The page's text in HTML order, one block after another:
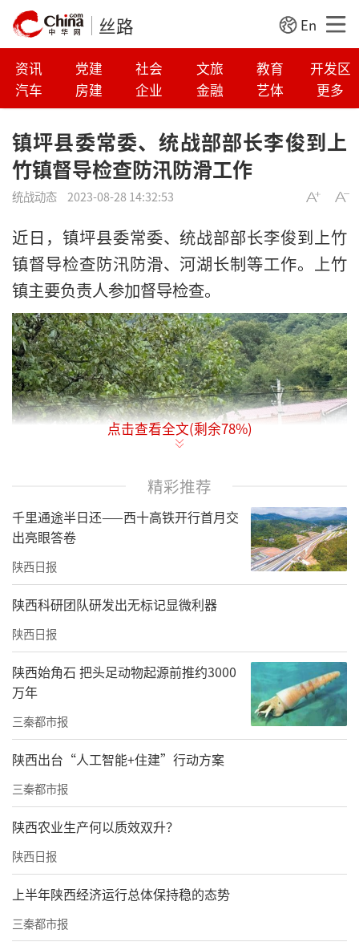
丝路 En
资讯 党建 社会 文旅 教育
开发区
汽车
房建 企业 金融 艺体 更多
镇坪县委常委、统战部部长李俊到上
竹镇督导检查防汛防滑工作
统战动态 2023-08-28 14:32:53
近日，镇坪县委常委、统战部部长李俊到上竹
镇督导检查防汛防滑、河湖长制等工作。上竹
镇主要负责人参加督导检查。
李俊先后到松坪、中心、湘坪、庙坝等村的地
质灾害隐患点实地查看了道路边坡、沟渠等情
况，听取地质灾害点基本情况以及地质灾害隐
患点防范工作情况汇报，要求密切关注沟渠、
山体及周边环境变化，加强巡查排查。随后，
在各村委会召开现场办公会，李俊对防汛工作
安排部署会议落实，紧急预案、减灾筹备、值
班值守、防汛安全宣传、重点对象撤离管控、
重点区域监控责任落实、企业当前生产运行、
干部人员调度和物质储备力量以及雨前排查、
雨中巡查、雨后核查工作等具体情况进行详细
询问、全面了解，听取相关工作安排部署和推
进落实情况，进一步部署推进强降雨防范应对
工作。
点击查看全文(剩余78%)
精彩推荐
千里通途半日还——西十高铁开行首月交
出亮眼答卷
陕西日报
陕西科研团队研发出无标记显微利器
陕西日报
陕西始角石 把头足动物起源前推约3000
万年
三秦都市报
陕西出台“人工智能+住建”行动方案
三秦都市报
陕西农业生产何以质效双升？
陕西日报
上半年陕西经济运行总体保持稳的态势
三秦都市报